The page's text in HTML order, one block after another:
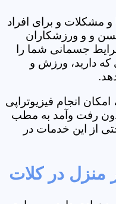
و مشکلات و برای افراد
و و ورزشکاران
جسمانی شما را
که دارید، ورزش و
انجام فیزیوتراپی
رفت وآمد به مطب
از این خدمات در
منزل در کلات